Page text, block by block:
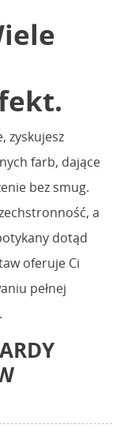
zyskujesz
farb, dające
bez smug.
a
dotąd
oferuje Ci
pełnej